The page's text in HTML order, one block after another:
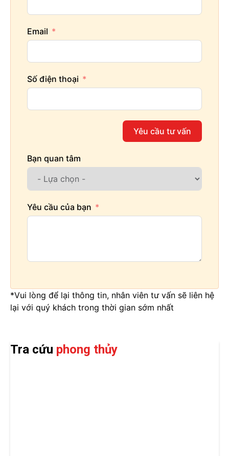
Email
Số điện thoại
Yêu cầu tư vấn
Bạn quan tâm
Yêu cầu của bạn
*Vui lòng để lại thông tin, nhân viên tư vấn sẽ liên hệ
lại với quý khách trong thời gian sớm nhất
Tra cứu phong thủy